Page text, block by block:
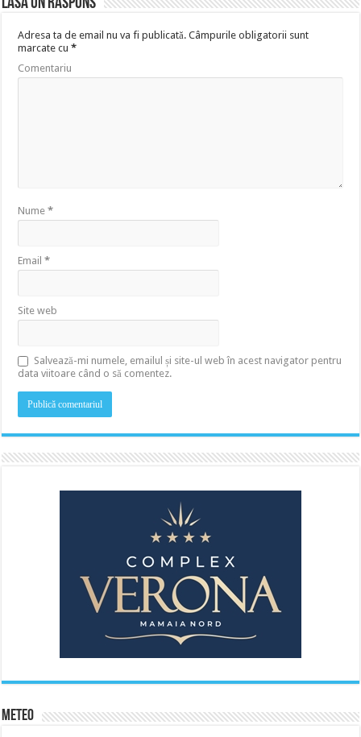
Lasă un răspuns
Adresa ta de email nu va fi publicată. Câmpurile obligatorii sunt
marcate cu*
Comentariu
Nume*
Email*
Site web
Salvează-mi numele, emailul și site-ul web în acest navigator pentru
data viitoare când o să comentez.
Meteo